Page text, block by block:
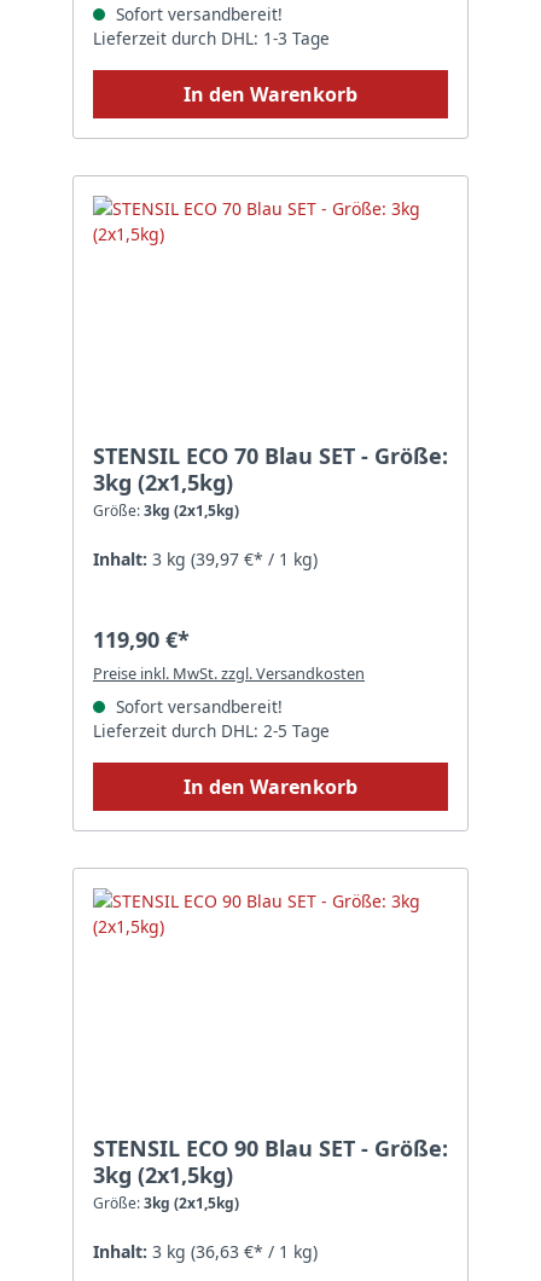
Sofort versandbereit!
Lieferzeit durch DHL: 1-3 Tage
In den Warenkorb
STENSIL ECO 70 Blau SET - Größe:
3kg (2x1,5kg)
Größe:3kg (2x1,5kg)
Inhalt: 3 kg (39,97 €* / 1 kg)
119,90 €*
Preise inkl. MwSt. zzgl. Versandkosten
Sofort versandbereit!
Lieferzeit durch DHL: 2-5 Tage
In den Warenkorb
STENSIL ECO 90 Blau SET - Größe:
3kg (2x1,5kg)
Größe:3kg (2x1,5kg)
Inhalt: 3 kg (36,63 €* / 1 kg)